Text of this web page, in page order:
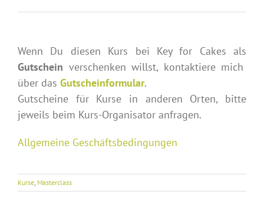
Wenn Du diesen Kurs bei Key for Cakes als
Gutschein verschenken willst, kontaktiere mich
über das Gutscheinformular.
Gutscheine für Kurse in anderen Orten, bitte
jeweils beim Kurs-Organisator anfragen.
Allgemeine Geschäftsbedingungen
Kurse, Masterclass